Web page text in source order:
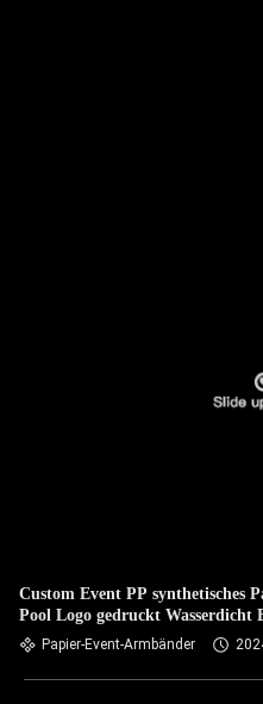
Custom Event PP synthetisches
Pool Logo gedruckt
Papier-Event-Armbänder